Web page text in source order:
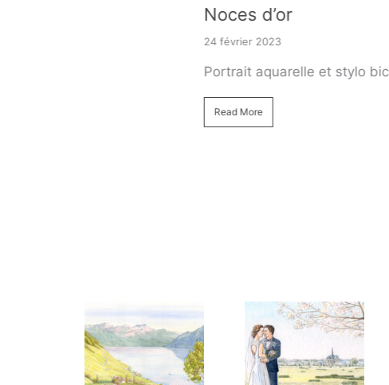
Portrait aquarelle et stylo bic format A4,